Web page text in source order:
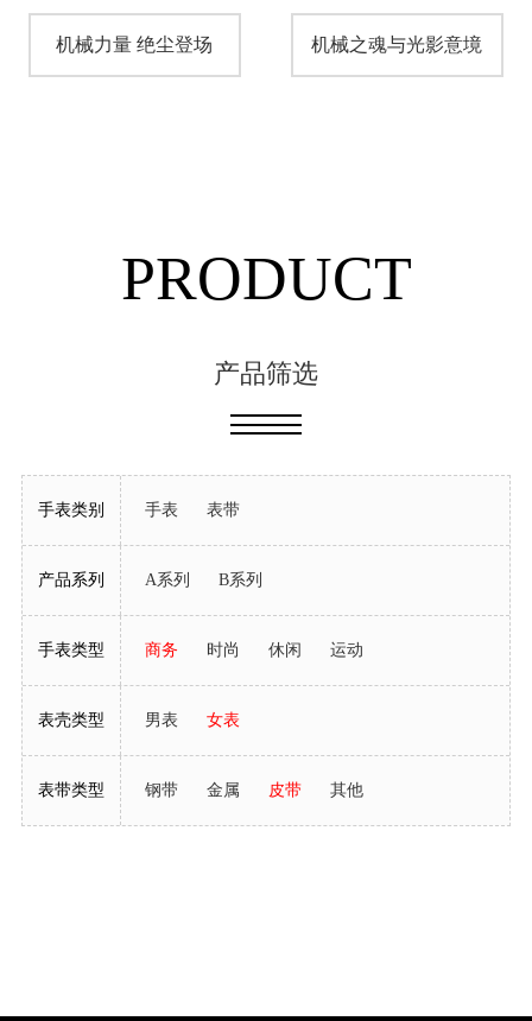
机械力量 绝尘登场 机械之魂与光影意境
PRODUCT
产品筛选
手表类别 手表 表带
产品系列 A系列 B系列
手表类型 商务 时尚 休闲 运动
表壳类型 男表 女表
表带类型 钢带 金属 皮带 其他